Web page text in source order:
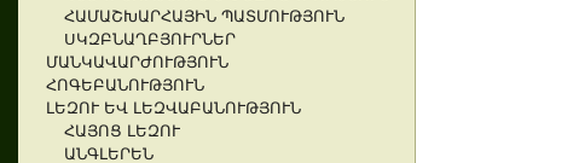
ՀԱՄԱՇԽԱՐՀԱՅԻՆ ՊԱՏՄՈՒԹՅՈՒՆ
ՍԿԶԲՆԱՂԲՅՈՒՐՆԵՐ
ՄԱՆԿԱՎԱՐԺՈՒԹՅՈՒՆ
ՀՈԳԵԲԱՆՈՒԹՅՈՒՆ
ԼԵԶՈՒ ԵՎ ԼԵԶՎԱԲԱՆՈՒԹՅՈՒՆ
ՀԱՅՈՑ ԼԵԶՈՒ
ԱՆԳԼԵՐԵՆ